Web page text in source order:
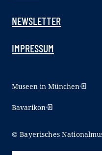
NEWSLETTER
IMPRESSUM
Museen in München
Bavarikon
© Bayerisches